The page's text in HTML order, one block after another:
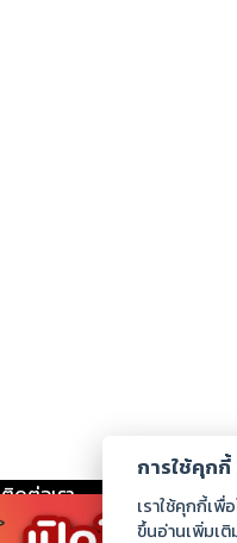
ติดต่อเรา ร่วมงานกับเ
การใช้คุกกี้
เราใช้คุกกี้เ
ขึ้นอ่านเพิ่มเติ